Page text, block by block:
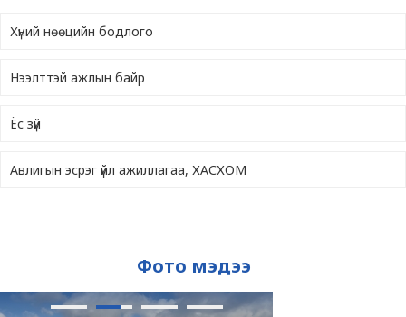
Хүний нөөцийн бодлого
Нээлттэй ажлын байр
Ёс зүй
Авлигын эсрэг үйл ажиллагаа, ХАСХОМ
Фото мэдээ